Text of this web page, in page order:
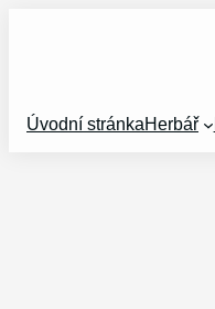
Úvodní stránkaHerbář